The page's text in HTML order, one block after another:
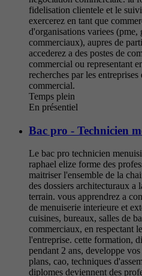
fidelisation clientele et le
exercerez en tant que
d'organisations variees (pme,
commerciaux), aupres de
accederez a des postes de
commercial ou representant
recherches par les
commercial.
Temps plein
En présentiel
Bac pro - Technicien
Le bac pro technicien
raphael elize forme des
maitriser l'ensemble de la
des dossiers architecturaux
terrain. vous apprendrez a
de menuiserie interieure et
cuisines, bureaux, salles de
commerciaux, en respectant
l'entreprise. cette formation,
pendant 2 ans, developpe
plans, cao, techniques
diplomes deviennent des